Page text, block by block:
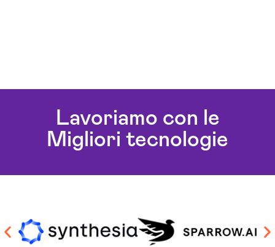
Lavoriamo con le
Migliori tecnologie